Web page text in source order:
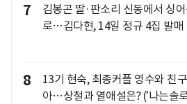
7
김봉곤 딸·판소리 신동에서 싱
로…김다현, 14일 정규 4집 발매
8
13기 현숙, 최종커플 영수와 친
아…상철과 열애설은? ('나는솔